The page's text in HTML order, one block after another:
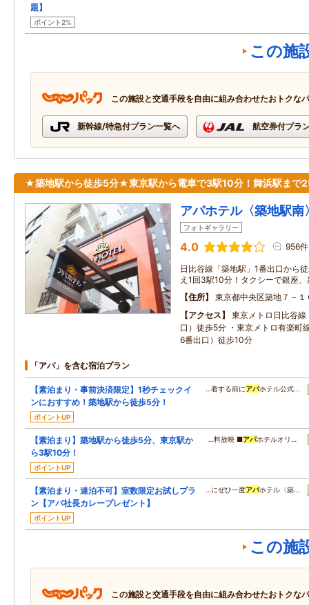
題】
ポイント2%
この施
この施設と交通手段を自由に組み合わせたおトクな
新幹線/特急付プラン一覧へ 航空券付プラ
★築地駅から徒歩5分★東京駅から電車で3駅10分！舞浜駅まで
アパホテル〈築地駅南
フォトギャラリー
4.0 956件
日比谷線「築地駅」1番出口から
え1回3駅10分！タクシーで銀座
住所
東京都中央区築地７－１
アクセス
東京メトロ日比谷
口）徒歩5分 ・東京メトロ有楽
6番出口）徒歩10分
「アパ」を含む宿泊プラン
【素泊まり・事前決済限定】1秒チェックイ
ンにおすすめ！築地駅から徒歩5分！
ポイントUP
…着する前にアパホテル公式…
【素泊まり】築地駅から徒歩5分、東京駅か
ら3駅10分！
ポイントUP
…料放映 ■アパホテルオリ…
【素泊まり・連泊不可】室数限定お試しプラ
ン【アパ社長カレープレゼント】
ポイントUP
…にぜひ一度アパホテル〈築…
この施
この施設と交通手段を自由に組み合わせたおトクな